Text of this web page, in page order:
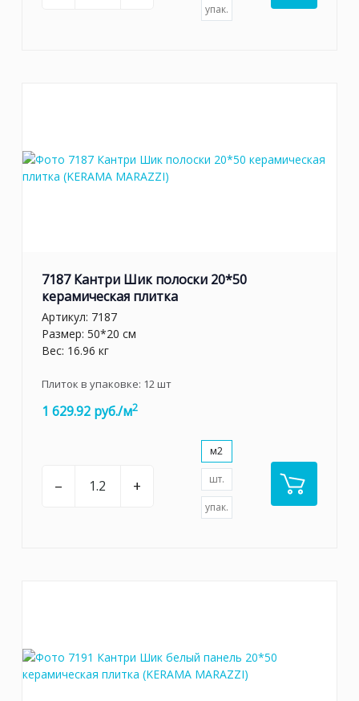
упак.
7187 Кантри Шик полоски 20*50
керамическая плитка
Артикул: 7187
Размер: 50*20 см
Вес: 16.96 кг
Плиток в упаковке: 12шт
1 629.92 руб./м2
– +
м2
шт.
упак.